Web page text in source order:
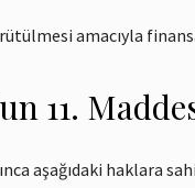
amacıyla
11.
aşağıdaki haklara